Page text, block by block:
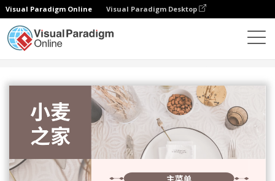
Visual Paradigm Online Visual Paradigm Desktop